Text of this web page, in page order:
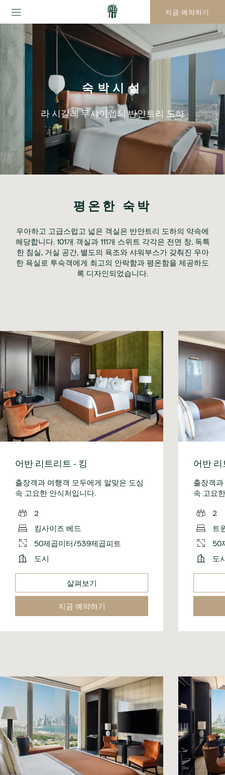
지금 예약하기
숙박시설
라 시갈레 무샤이렙의 반얀트리 도하
평온한 숙박
우아하고 고급스럽고 넓은 객실은 반얀트리 도하의 약속에
해당합니다. 101개 객실과 111개 스위트 각각은 전면 창, 독특
한 침실, 거실 공간, 별도의 욕조와 샤워부스가 갖춰진 우아
한 욕실로 투숙객에게 최고의 안락함과 평온함을 제공하도
록 디자인되었습니다.
어반 리트리트 - 킹
출장객과 여행객 모두에게 알맞은 도심
속 고요한 안식처입니다.
2
킹사이즈 베드
50제곱미터/539제곱피트
도시
살펴보기
지금 예약하기
어반
출장객
속 고요
2
트
50
도